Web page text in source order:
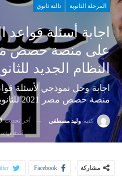
المرحلة الثانوية تالتة ثانوي
اجابة أسئلة قواعد
النظام الجديد
اجابة وحل نموذجي لأسئلة
منصة حصص مصر 2021 للثانوية العامة
كتبهوليد مصطفى آخر تحديث10
أسئلة
مشاركة Facebook